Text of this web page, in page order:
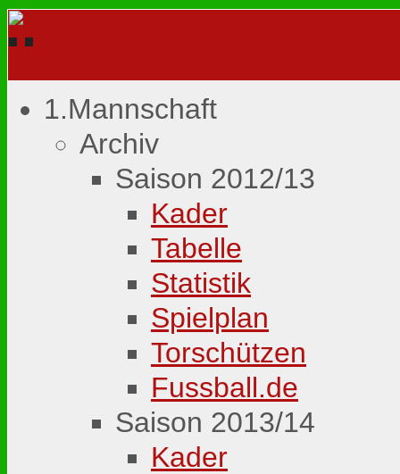
1.Mannschaft
Archiv
Saison 2012/13
Kader
Tabelle
Statistik
Spielplan
Torschützen
Fussball.de
Saison 2013/14
Kader